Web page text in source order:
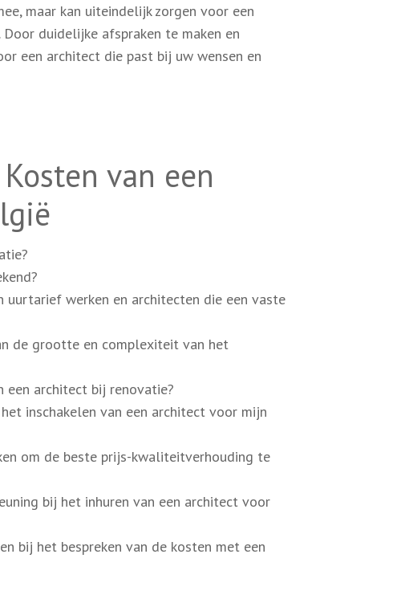
maar kan uiteindelijk zorgen voor een
duidelijke afspraken te maken en
een architect die past bij uw wensen en
van een
werken en architecten die een vaste
de grootte en complexiteit van het
een architect bij renovatie?
inschakelen van een architect voor mijn
om de beste prijs-kwaliteitverhouding te
bij het inhuren van een architect voor
bij het bespreken van de kosten met een